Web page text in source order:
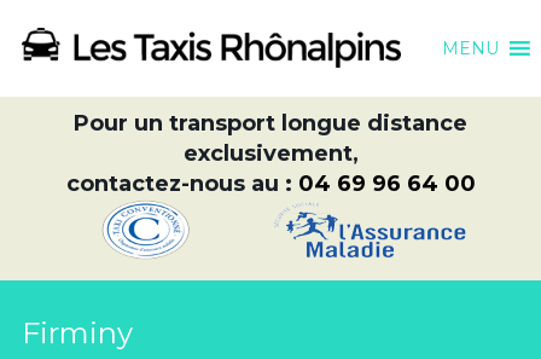
MENU
Pour un transport longue distance
exclusivement,
contactez-nous au : 04 69 96 64 00
Firminy